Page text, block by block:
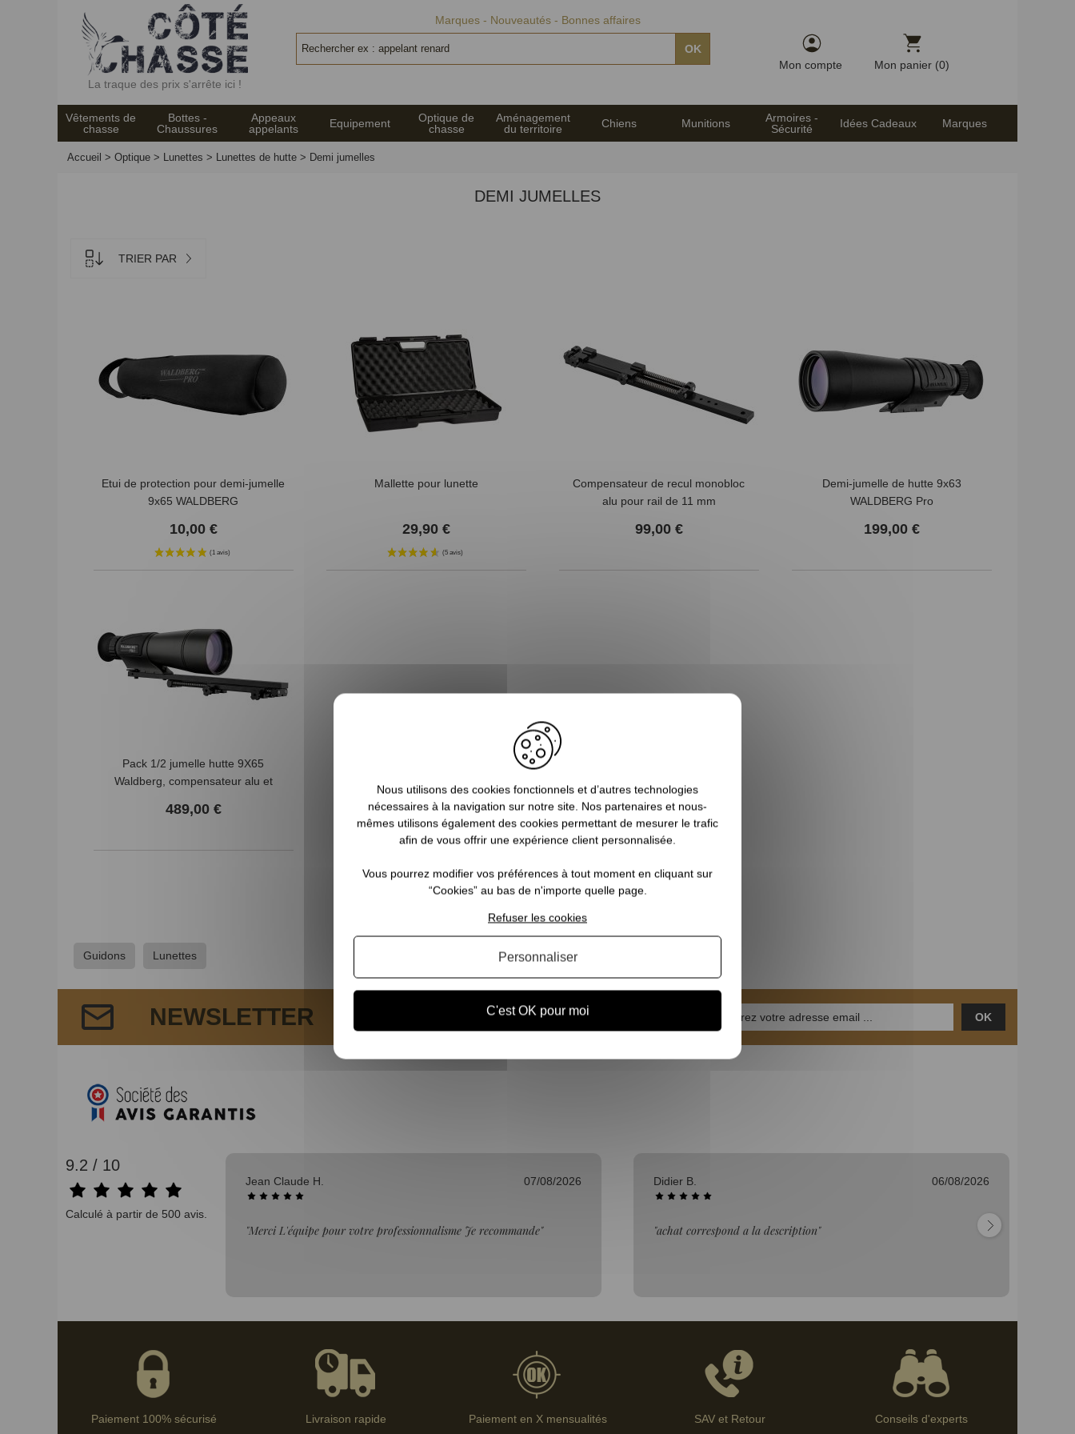
La traque des prix s'arrête ici !
Marques Nouveautés Bonnes affaires
Mon compte Mon panier (0)
OK
Vêtements de
chasse
Bottes -
Chaussures
Appeaux
appelants
Equipement
Optique de
chasse
Aménagement
du territoire
Chiens Munitions
Armoires -
Sécurité
Idées Cadeaux Marques
Accueil > Optique > Lunettes > Lunettes de hutte > Demi jumelles
DEMI JUMELLES
TRIER PAR
Etui de protection pour demi-jumelle
9x65 WALDBERG
10,00 €
Mallette pour lunette
29,90 €
Compensateur de recul monobloc
alu pour rail de 11 mm
99,00 €
Demi-jumelle de hutte 9x63
WALDBERG Pro
199,00 €
Pack 1/2 jumelle hutte 9X65
Waldberg, compensateur alu et
489,00 €
Découvrez d’autres pages :
Guidons Lunettes
NEWSLETTER OK
Inscrivez-vous et recevez nos bons plans
9.2 / 10
Calculé à partir de 500 avis.
07/08/2026 Didier B. 06/08/2026
"achat correspond a la description"
Bertrand V. 06/08/2026
"Bien."
Paiement 100% sécurisé Livraison rapide Paiement en X mensualités SAV et Retour Conseils d'experts
Nous utilisons des cookies fonctionnels et d’autres technologies
nécessaires à la navigation sur notre site. Nos partenaires et nous-
mêmes utilisons également des cookies permettant de mesurer le trafic
afin de vous offrir une expérience client personnalisée.
Vous pourrez modifier vos préférences à tout moment en cliquant sur
“Cookies” au bas de n'importe quelle page.
C'est OK pour moi
Refuser les cookies
Personnaliser